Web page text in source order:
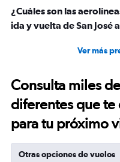
¿Cuáles son las
ida y vuelta de San José
Ver más
Consulta miles
diferentes que
para tu próximo
Otras opciones de vuelos